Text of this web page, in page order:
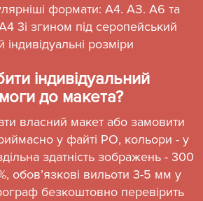
формати: А4. АЗ. А6 та
3і згином під серопейський
розміри
індивідуальний
до макета?
власний макет або замовити
у файті РО, кольори - у
здатність зображень - 300
обовʼязкові вильоти 3-5 мм у
безкоштовно перевірить